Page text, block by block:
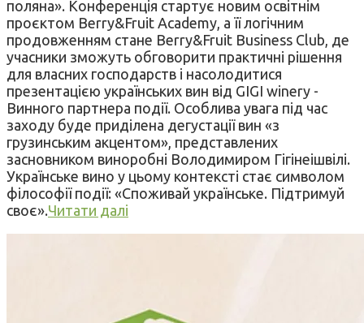
поляна». Конференція стартує новим освітнім
проєктом Berry&Fruit Academy, а її логічним
продовженням стане Berry&Fruit Business Club, де
учасники зможуть обговорити практичні рішення
для власних господарств і насолодитися
презентацією українських вин від GIGI winery -
Винного партнера події. Особлива увага під час
заходу буде приділена дегустації вин «з
грузинським акцентом», представлених
засновником виноробні Володимиром Гігінеішвілі.
Українське вино у цьому контексті стає символом
філософії події: «Споживай українське. Підтримуй
своє».Читати далі